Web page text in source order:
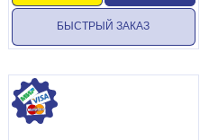
БЫСТРЫЙ ЗАКАЗ